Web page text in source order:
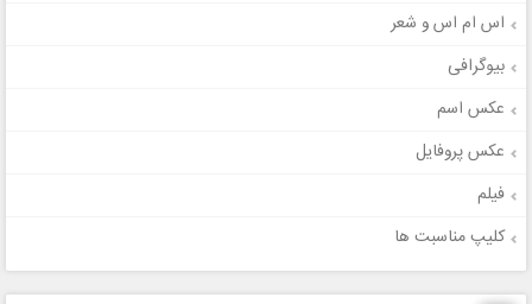
اس ام اس و شعر
بیوگرافی
عکس اسم
عکس پروفایل
فیلم
کلیپ مناسبت ها